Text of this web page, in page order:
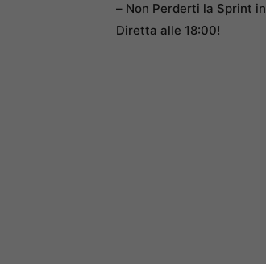
– Non Perderti la Sprint in
Diretta alle 18:00!